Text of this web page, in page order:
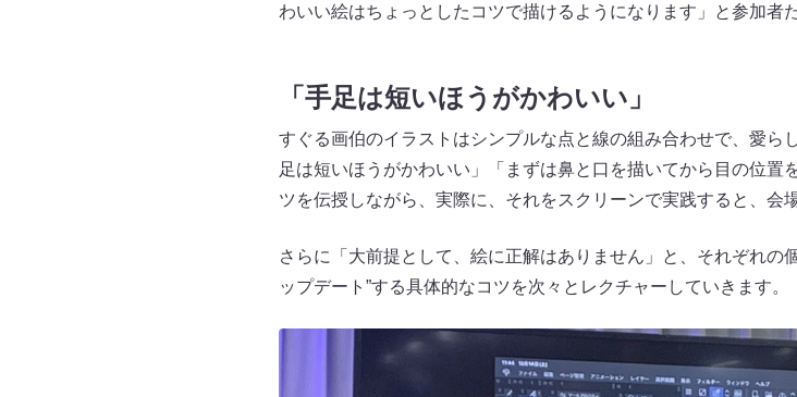
わいい絵はちょっとしたコツで描けるようになります」と参加者
「手足は短いほうがかわいい」
すぐる画伯のイラストはシンプルな点と線の組み合わせで、愛ら
足は短いほうがかわいい」「まずは鼻と口を描いてから目の位置
ツを伝授しながら、実際に、それをスクリーンで実践すると、
さらに「大前提として、絵に正解はありません」と、それぞれの
ップデート”する具体的なコツを次々とレクチャーしていきます。